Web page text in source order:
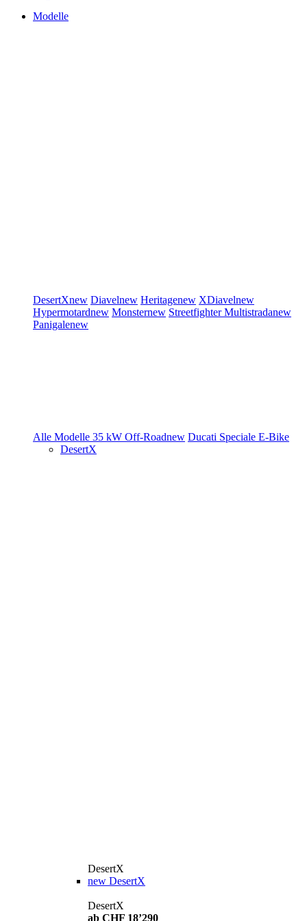
Modelle
DesertXnew Diavelnew Heritagenew XDiavelnew
Hypermotardnew Monsternew StreetfighterMultistradanew
Panigalenew
Alle Modelle 35 kW Off-Roadnew Ducati Speciale E-Bike
DesertX
DesertX
new DesertX
DesertX
ab CHF 18’290